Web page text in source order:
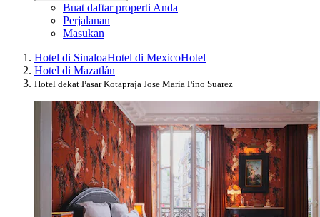
Buat daftar properti Anda
Perjalanan
Masukan
Hotel di SinaloaHotel di MexicoHotel
Hotel di Mazatlán
Hotel dekat Pasar Kotapraja Jose Maria Pino Suarez